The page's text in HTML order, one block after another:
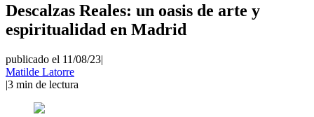
Descalzas Reales: un oasis de arte y
espiritualidad en Madrid
publicado el 11/08/23|
Matilde Latorre
|3 min de lectura